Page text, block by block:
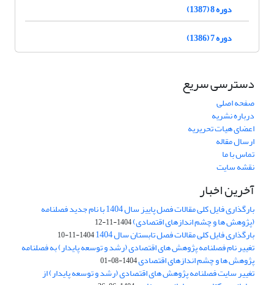
دوره 8 (1387)
دوره 7 (1386)
دسترسی سریع
صفحه اصلی
درباره نشریه
اعضای هیات تحریریه
ارسال مقاله
تماس با ما
نقشه سایت
آخرین اخبار
بارگذاری فایل کلی مقالات فصل پاییز سال 1404 با نام جدید فصلنامه
(پژوهش ها و چشم اندازهای اقتصادی)1404-11-12
بارگذاری فایل کلی مقالات فصل تابستان سال 1404 1404-11-10
تغییر نام فصلنامه پژوهش های اقتصادی (رشد و توسعه پایدار) به فصلنامه
پژوهش ها و چشم اندازهای اقتصادی1404-08-01
تغییر سایت فصلنامه پژوهش های اقتصادی (رشد و توسعه پایدار) از